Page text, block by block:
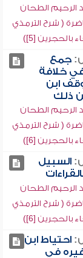
الرحيم الطحان
( شرح الترمذي
بالحجرين [5])
جمع
خلافة
ابن
ذلك
الرحيم الطحان
( شرح الترمذي
بالحجرين [6])
السبيل
الرحيم الطحان
( شرح الترمذي
بالحجرين [6])
احتياط ابن
في